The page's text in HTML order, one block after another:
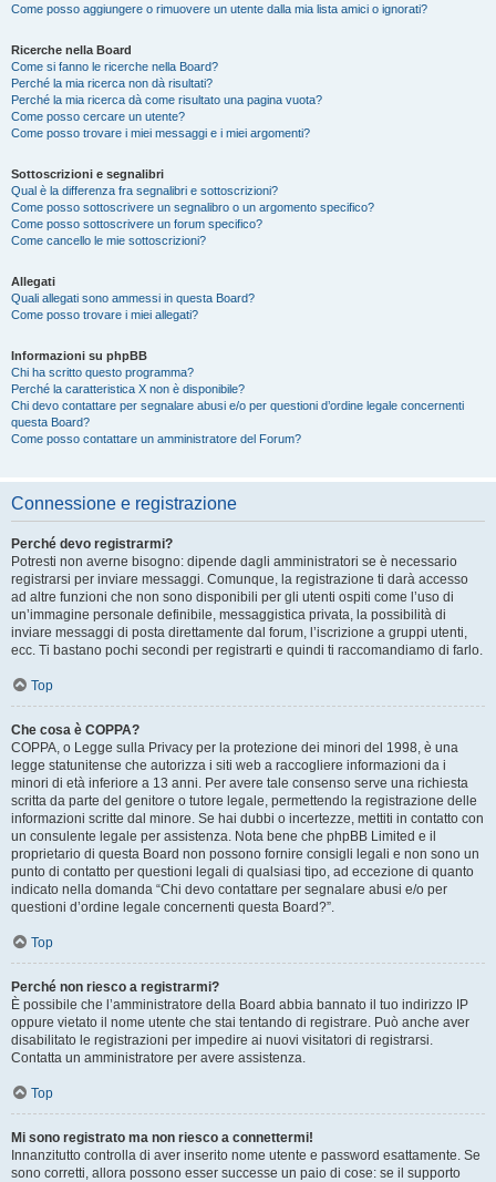
Come posso aggiungere o rimuovere un utente dalla mia lista amici o ignorati?
Ricerche nella Board
Come si fanno le ricerche nella Board?
Perché la mia ricerca non dà risultati?
Perché la mia ricerca dà come risultato una pagina vuota?
Come posso cercare un utente?
Come posso trovare i miei messaggi e i miei argomenti?
Sottoscrizioni e segnalibri
Qual è la differenza fra segnalibri e sottoscrizioni?
Come posso sottoscrivere un segnalibro o un argomento specifico?
Come posso sottoscrivere un forum specifico?
Come cancello le mie sottoscrizioni?
Allegati
Quali allegati sono ammessi in questa Board?
Come posso trovare i miei allegati?
Informazioni su phpBB
Chi ha scritto questo programma?
Perché la caratteristica X non è disponibile?
Chi devo contattare per segnalare abusi e/o per questioni d’ordine legale concernenti
questa Board?
Come posso contattare un amministratore del Forum?
Connessione e registrazione
Perché devo registrarmi?
Potresti non averne bisogno: dipende dagli amministratori se è necessario
registrarsi per inviare messaggi. Comunque, la registrazione ti darà accesso
ad altre funzioni che non sono disponibili per gli utenti ospiti come l’uso di
un’immagine personale definibile, messaggistica privata, la possibilità di
inviare messaggi di posta direttamente dal forum, l’iscrizione a gruppi utenti,
ecc. Ti bastano pochi secondi per registrarti e quindi ti raccomandiamo di farlo.
Top
Che cosa è COPPA?
COPPA, o Legge sulla Privacy per la protezione dei minori del 1998, è una
legge statunitense che autorizza i siti web a raccogliere informazioni da i
minori di età inferiore a 13 anni. Per avere tale consenso serve una richiesta
scritta da parte del genitore o tutore legale, permettendo la registrazione delle
informazioni scritte dal minore. Se hai dubbi o incertezze, mettiti in contatto con
un consulente legale per assistenza. Nota bene che phpBB Limited e il
proprietario di questa Board non possono fornire consigli legali e non sono un
punto di contatto per questioni legali di qualsiasi tipo, ad eccezione di quanto
indicato nella domanda “Chi devo contattare per segnalare abusi e/o per
questioni d’ordine legale concernenti questa Board?”.
Top
Perché non riesco a registrarmi?
È possibile che l’amministratore della Board abbia bannato il tuo indirizzo IP
oppure vietato il nome utente che stai tentando di registrare. Può anche aver
disabilitato le registrazioni per impedire ai nuovi visitatori di registrarsi.
Contatta un amministratore per avere assistenza.
Top
Mi sono registrato ma non riesco a connettermi!
Innanzitutto controlla di aver inserito nome utente e password esattamente. Se
sono corretti, allora possono esser successe un paio di cose: se il supporto